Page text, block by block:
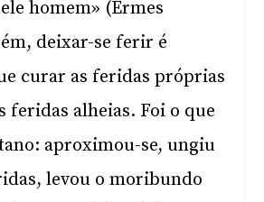
homem» (Ermes
deixar-se ferir é
curar as feridas próprias
feridas alheias. Foi o que
aproximou-se, ungiu
levou o moribundo